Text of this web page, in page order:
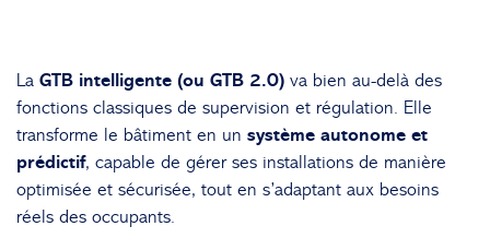
La GTB intelligente (ou GTB 2.0) va bien au-delà des
fonctions classiques de supervision et régulation. Elle
transforme le bâtiment en un système autonome et
prédictif, capable de gérer ses installations de manière
optimisée et sécurisée, tout en s’adaptant aux besoins
réels des occupants.